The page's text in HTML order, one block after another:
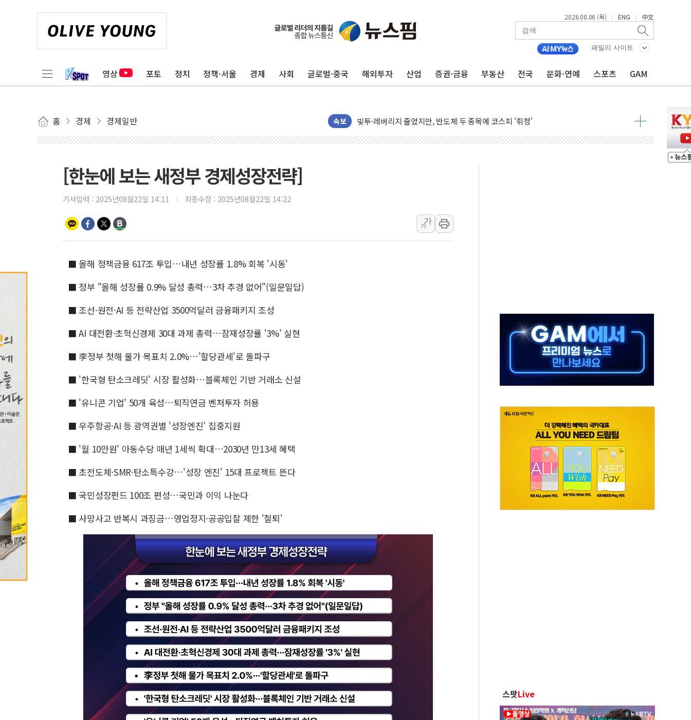
2026.08.06 (목) | ENG | 中文
패밀리 사이트
영상 포토 정치 정책·서울 경제 사회 글로벌·중국 해외투자 산업 증권·금융 부동산 전국 문화·연예 스포츠 GAM
홈 경제 경제일반 속보
해군과 함께하는 '불금전파, 송정' 시즌2
강원도 폭염특보 11일째…온열질환·가축 피해 최소화 '총력 대응'
[코인 시황] 비트코인, ETF 자금 유입에도 박스권…美 암호화폐 법안 처리 여부도 변수
[르포] 39도 폭염 속 잠실 개표소 시위 '62일째'..."대부분 여기서 상주"
빚투·레버리지 줄었지만, 반도체 두 종목에 코스피 '휘청'
양주 가전제품 창고서 화재…차량 3대·건물 1동 전소
종로·중구 오피스 78%가 준공 10년 이상…리뉴얼이 경쟁력 가른다
우크라, 러 탄도미사일 공격에 속수무책… 패트리엇 미사일 지원, 작년의 3분의 1
"5.18은 북한 지령" 설교한 목사 불구속 송치
[종합] 특검, '양평' 원희룡 2차 조사…'당정대 회의' 한동훈·방기선 수사도 속도
AI 연산은 포항, 전력 저장은 영광…지역펀드 9·10호 확정
[한눈에 보는 새정부 경제성장전략]
기사입력 : 2025년08월22일 14:11 최종수정 : 2025년08월22일 14:22
가
가
■올해 정책금융 617조 투입…내년 성장률 1.8% 회복 '시동'
■ 정부 "올해 성장률 0.9% 달성 총력…3차 추경 없어"(일문일답)
■조선·원전·AI 등 전략산업 3500억달러 금융패키지 조성
■AI 대전환·초혁신경제 30대 과제 총력…잠재성장률 '3%' 실현
■ 李정부 첫해 물가 목표치 2.0%…'할당관세'로 돌파구
■ '한국형 탄소크레딧' 시장 활성화…블록체인 기반 거래소 신설
■ '유니콘 기업' 50개 육성…퇴직연금 벤처투자 허용
■우주항공·AI 등 광역권별 '성장엔진' 집중지원
■ '월 10만원' 아동수당 매년 1세씩 확대…2030년 만13세 혜택
■초전도체·SMR·탄소특수강…'성장 엔진' 15대 프로젝트 뜬다
■국민성장펀드 100조 편성…국민과 이익 나눈다
■ 사망사고 반복시 과징금…영업정지·공공입찰 제한 '철퇴'
스팟Live